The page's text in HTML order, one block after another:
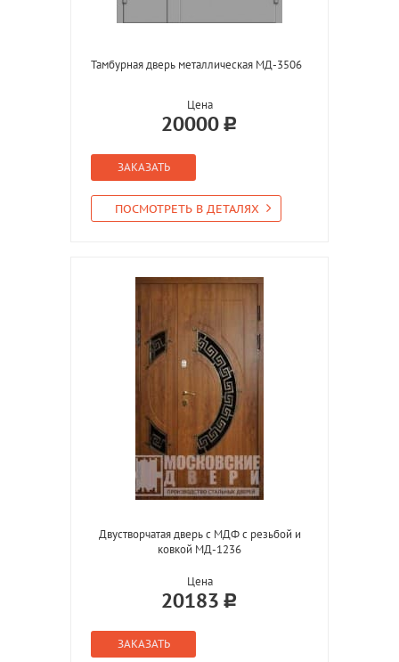
Тамбурная дверь металлическая МД-3506
Цена
20000
ЗАКАЗАТЬ
ПОСМОТРЕТЬ В ДЕТАЛЯХ
Двустворчатая дверь с МДФ с резьбой и
ковкой МД-1236
Цена
20183
ЗАКАЗАТЬ